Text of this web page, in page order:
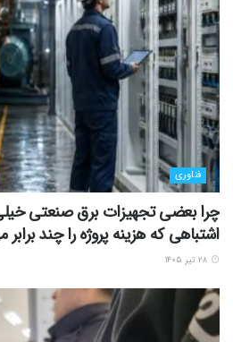
فناوری
اشتباهی که هزینه پروژه را چند